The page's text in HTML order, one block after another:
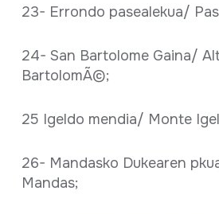
23- Errondo pasealekua/
24- San Bartolome Gaina/
BartolomÃ©;
25 Igeldo mendia/ Monte
26- Mandasko Dukearen
Mandas;